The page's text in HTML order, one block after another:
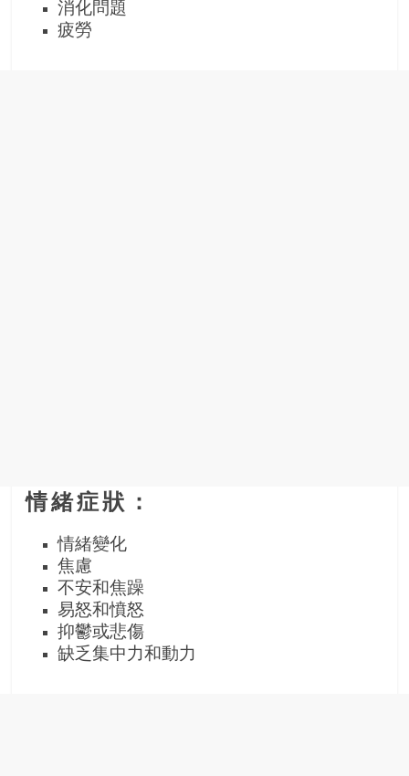
消化問題
疲勞
情緒症狀：
情緒變化
焦慮
不安和焦躁
易怒和憤怒
抑鬱或悲傷
缺乏集中力和動力